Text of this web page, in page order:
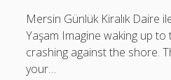
Mersin Günlük Kiralık Daire
Yaşam Imagine waking up
crashing against the shore.
your…